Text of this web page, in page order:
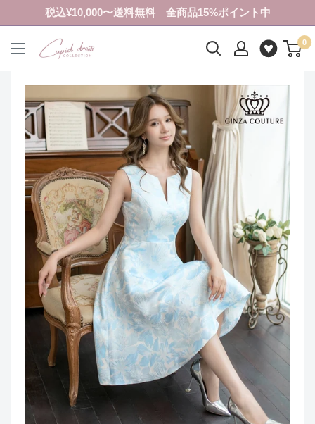
ン
税込¥10,000〜送料無料 全商品15%ポイント中
ク
ド
ド
レ
ス
コ
レ
ク
シ
ョ
ン
0